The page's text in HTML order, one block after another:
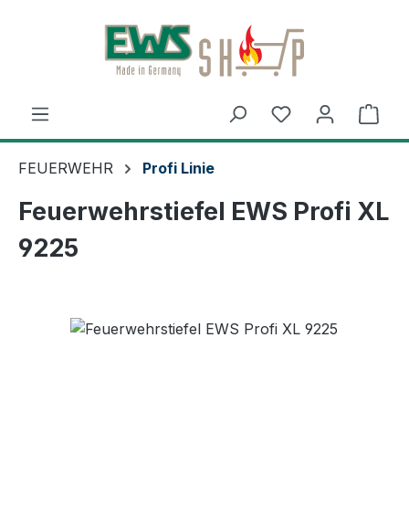
Zum Hauptinhalt springen
FEUERWEHR Profi Linie
Feuerwehrstiefel EWS Profi XL
9225